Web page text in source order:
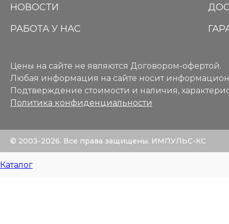
НОВОСТИ
РАБОТА У НАС
Цены на сайте не являются Договором-офертой.
Любая информация на сайте носит
Подтверждение стоимости и наличия,
Политика конфиденциальности
© 2003-2026. Все права защищены. ИМПУЛЬС-КС
Каталог